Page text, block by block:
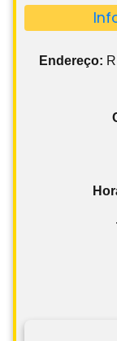
Endereço: